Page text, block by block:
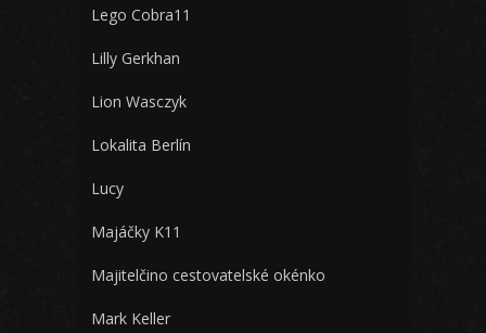
Lego Cobra11
Lilly Gerkhan
Lion Wasczyk
Lokalita Berlín
Lucy
Majáčky K11
Majitelčino cestovatelské okénko
Mark Keller